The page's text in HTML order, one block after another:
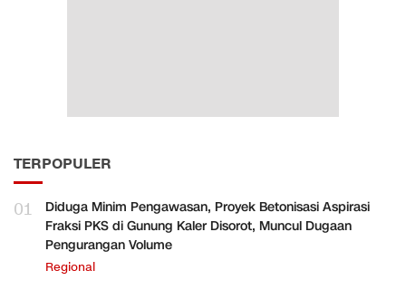
TERPOPULER
01
Diduga Minim Pengawasan, Proyek Betonisasi Aspirasi
Fraksi PKS di Gunung Kaler Disorot, Muncul Dugaan
Pengurangan Volume
Regional